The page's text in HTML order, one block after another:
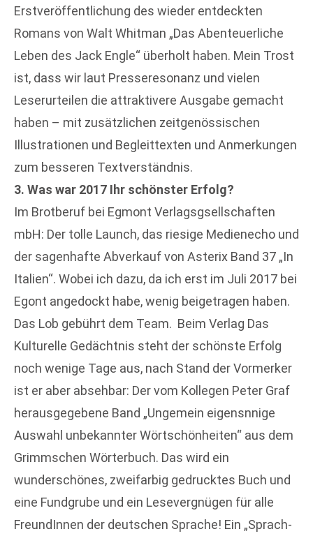
Erstveröffentlichung des wieder entdeckten
Romans von Walt Whitman „Das Abenteuerliche
Leben des Jack Engle“ überholt haben. Mein Trost
ist, dass wir laut Presseresonanz und vielen
Leserurteilen die attraktivere Ausgabe gemacht
haben – mit zusätzlichen zeitgenössischen
Illustrationen und Begleittexten und Anmerkungen
zum besseren Textverständnis.
3. Was war 2017 Ihr schönster Erfolg?
Im Brotberuf bei Egmont Verlagsgsellschaften
mbH: Der tolle Launch, das riesige Medienecho und
der sagenhafte Abverkauf von Asterix Band 37 „In
Italien“. Wobei ich dazu, da ich erst im Juli 2017 bei
Egont angedockt habe, wenig beigetragen haben.
Das Lob gebührt dem Team. Beim Verlag Das
Kulturelle Gedächtnis steht der schönste Erfolg
noch wenige Tage aus, nach Stand der Vormerker
ist er aber absehbar: Der vom Kollegen Peter Graf
herausgegebene Band „Ungemein eigensnnige
Auswahl unbekannter Wörtschönheiten“ aus dem
Grimmschen Wörterbuch. Das wird ein
wunderschönes, zweifarbig gedrucktes Buch und
eine Fundgrube und ein Lesevergnügen für alle
FreundInnen der deutschen Sprache! Ein „Sprach-